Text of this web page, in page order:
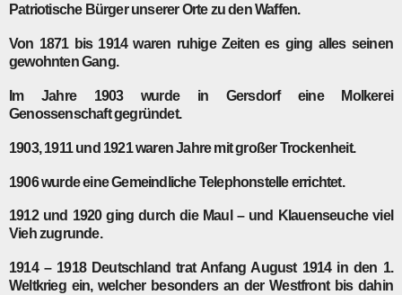
Patriotische Bürger unserer Orte zu den Waffen.
Von 1871bis 1914waren ruhige Zeiten es ging alles seinen
gewohnten Gang.
Im Jahre 1903wurde in Gersdorf eine Molkerei
Genossenschaft gegründet.
1903,1911und 1921waren Jahre mit großer Trockenheit.
1906wurde eine Gemeindliche Telephonstelle errichtet.
1912 und 1920ging durch die Maul – und Klauenseuche viel
Vieh zugrunde.
1914 – 1918 Deutschland trat Anfang August 1914 in den 1.
Weltkrieg ein, welcher besonders an der Westfront bis dahin